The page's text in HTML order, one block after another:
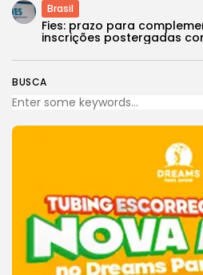
BUSCA
Brasil
Fies: prazo para
inscrições postergadas